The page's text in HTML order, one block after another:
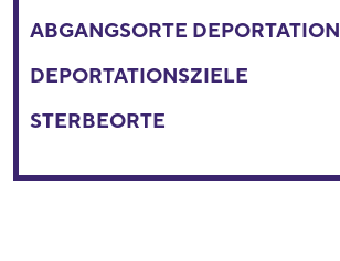
ABGANGSORTE DEPORTATION
DEPORTATIONSZIELE
STERBEORTE